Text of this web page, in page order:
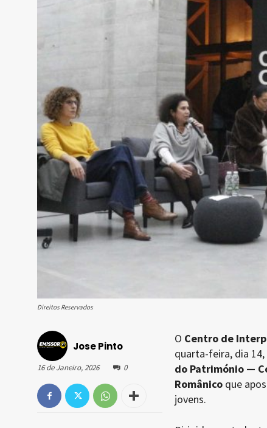
Direitos Reservados
Jose Pinto
16 de Janeiro, 2026 0
O Centro de
quarta-feira, dia
do Património —
Românicoque
jovens.